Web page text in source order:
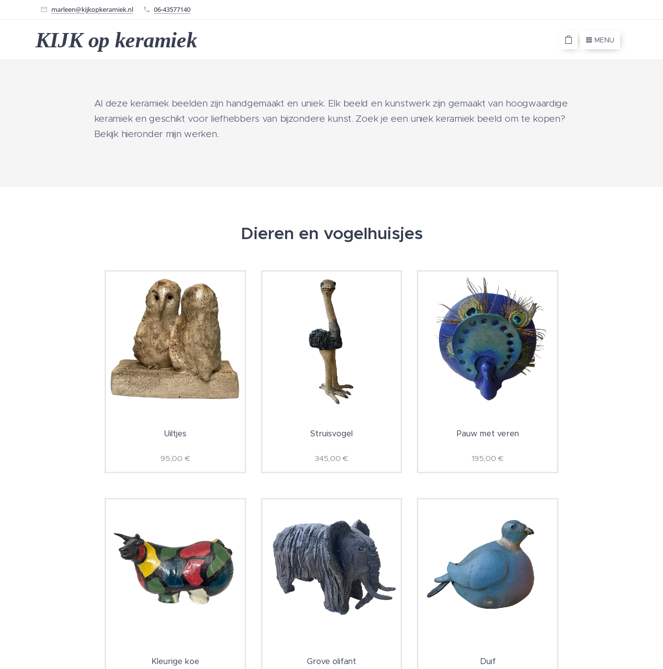
marleen@kijkopkeramiek.nl 06-43577140
KIJK op keramiek MENU
Al deze keramiek beelden zijn handgemaakt en uniek. Elk beeld en kunstwerk zijn gemaakt van hoogwaardige
keramiek en geschikt voor liefhebbers van bijzondere kunst. Zoek je een uniek keramiek beeld om te kopen?
Bekijk hieronder mijn werken.
Dieren en vogelhuisjes
Uiltjes
95,00 €
Struisvogel
345,00 €
Pauw met veren
195,00 €
Kleurige koe Grove olifant Duif